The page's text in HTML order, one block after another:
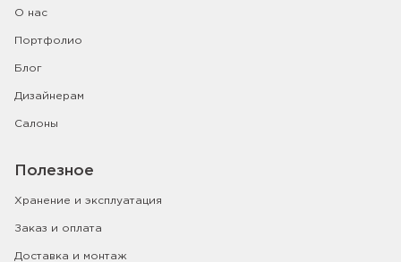
О нас
Портфолио
Блог
Дизайнерам
Салоны
Полезное
Хранение и эксплуатация
Заказ и оплата
Доставка и монтаж